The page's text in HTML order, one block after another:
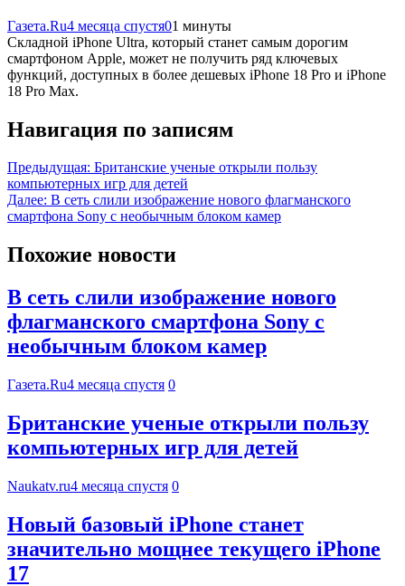
Газета.Ru4 месяца спустя01 минуты
Складной iPhone Ultra, который станет самым дорогим
смартфоном Apple, может не получить ряд ключевых
функций, доступных в более дешевых iPhone 18 Pro и iPhone
18 Pro Max.
Навигация по записям
Предыдущая: Британские ученые открыли пользу
компьютерных игр для детей
Далее: В сеть слили изображение нового флагманского
смартфона Sony с необычным блоком камер
Похожие новости
В сеть слили изображение нового
флагманского смартфона Sony с
необычным блоком камер
Газета.Ru4 месяца спустя 0
Британские ученые открыли пользу
компьютерных игр для детей
Naukatv.ru4 месяца спустя 0
Новый базовый iPhone станет
значительно мощнее текущего iPhone
17